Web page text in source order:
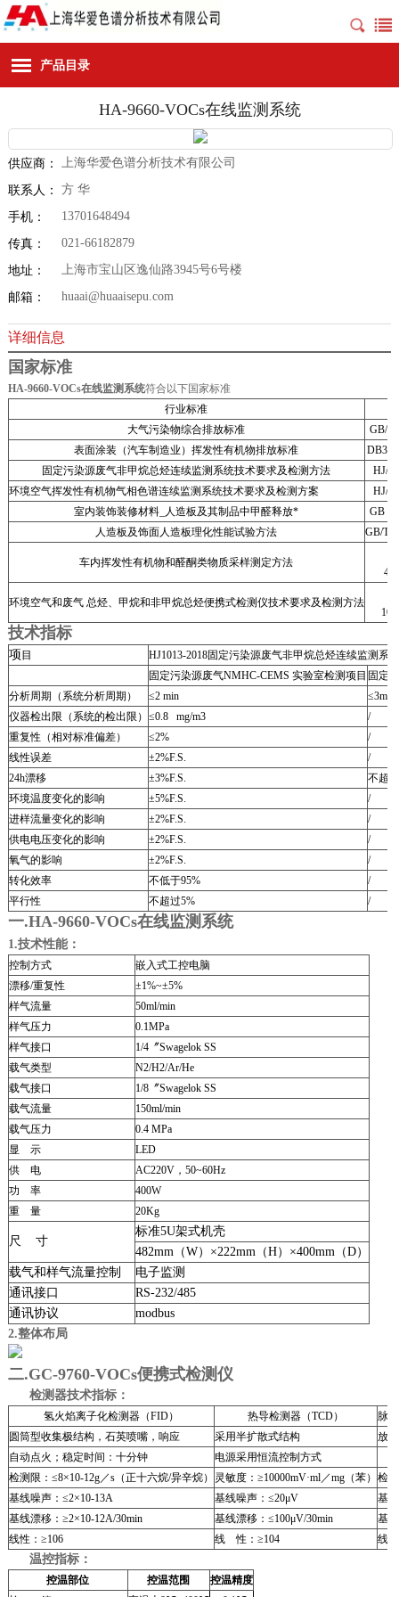
产品目录
HA-9660-VOCs在线监测系统
供应商： 上海华爱色谱分析技术有限公司
联系人： 方 华
手机： 13701648494
传真： 021-66182879
地址： 上海市宝山区逸仙路3945号6号楼
邮箱： huaai@huaaisepu.com
详细信息
国家标准
HA-9660-VOCs在线监测系统符合以下国家标准
行业标准
大气污染物综合排放标准
GB/
表面涂装（汽车制造业）挥发性有机物排放标准
DB32/
固定污染源废气非甲烷总烃连续监测系统技术要求及检测方法
HJ/
环境空气挥发性有机物气相色谱连续监测系统技术要求及检测方案
HJ/
室内装饰装修材料_人造板及其制品中甲醛释放*
GB
人造板及饰面人造板理化性能试验方法
GB/T
车内挥发性有机物和醛酮类物质采样测定方法
环境空气和废气 总烃、甲烷和非甲烷总烃便携式检测仪技术要求及检测方法
技术指标
项 目
HJ1013-2018固定污染源废气非甲烷总烃连续监测系
固定污染源废气NMHC-CEMS 实验室检测项目 固定
分析周期（系统分析周期）
≤2 min
≤3min
仪器检出限（系统的检出限） ≤0.8 mg/m3
/
重复性（相对标准偏差）
≤2%
/
线性误差
±2%F.S.
/
24h漂移
±3%F.S.
不超
环境温度变化的影响
±5%F.S.
/
进样流量变化的影响
±2%F.S.
/
供电电压变化的影响
±2%F.S.
/
氧气的影响
±2%F.S.
/
转化效率
不低于95%
/
平行性
不超过5% /
一.HA-9660-VOCs在线监测系统
1.技术性能：
控制方式
嵌入式工控电脑
漂移/重复性 ±1%~±5%
样气流量
50ml/min
样气压力
0.1MPa
样气接口
1/4〞Swagelok SS
载气类型
N2/H2/Ar/He
载气接口
1/8〞Swagelok SS
载气流量
150ml/min
载气压力
0.4 MPa
显
示
LED
供
电 AC220V， 50~60Hz
功
率
400W
重
量 20Kg
尺 寸
标准5U架式机壳
482mm（W） ×222mm（H） ×400mm（D）
载气和样气流量控制
电子监测
通讯接口
RS-232/485
通讯协议
modbus
2.整体布局
二.GC-9760-VOCs便携式检测仪
检测器技术指标：
氢火焰离子化检测器（FID） 热导检测器（TCD）
脉
圆筒型收集极结构，石英喷嘴，响应
采用半扩散式结构
放
自动点火；稳定时间：十分钟
电源采用恒流控制方式
检测限：≤8×10-12g／s（正十六烷/异辛烷） 灵敏度：≥10000mV·ml／mg（苯） 检
基线噪声：≤2×10-13A 基线噪声：≤20μV
基
基线漂移：≥2×10-12A/30min 基线漂移：≤100μV/30min
基
线性：≥106 线 性：≥104 线
温控指标：
控温部位 控温范围
控温精度